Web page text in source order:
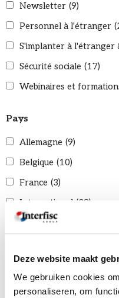
Deze website maakt
We gebruiken cookies
personaliseren, om
Newsletter (9)
Personnel à l'étranger
S'implanter à l'étranger
Sécurité sociale (17)
Webinaires et
Pays
Allemagne (9)
Belgique (10)
France (3)
International (38)
Italie (1)
Royaume-Uni (3)
Réinitialiser les filtres